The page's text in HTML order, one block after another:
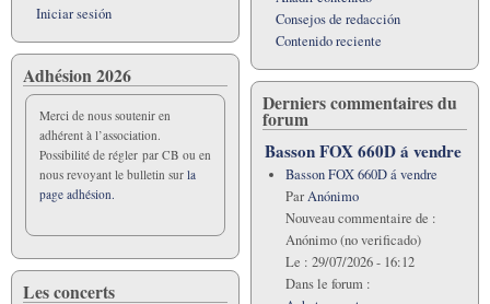
Iniciar sesión
Adhésion 2026
Merci de nous soutenir en
adhérent à l’association.
Possibilité de régler par CB ou en
nous revoyant le bulletin sur la
page adhésion.
Les concerts
Consejos de redacción
Contenido reciente
Derniers commentaires du
forum
Basson FOX 660D á vendre
Basson FOX 660D á vendre
ParAnónimo
Nouveau commentaire de :
Anónimo (no verificado)
Le : 29/07/2026 - 16:12
Dans le forum :